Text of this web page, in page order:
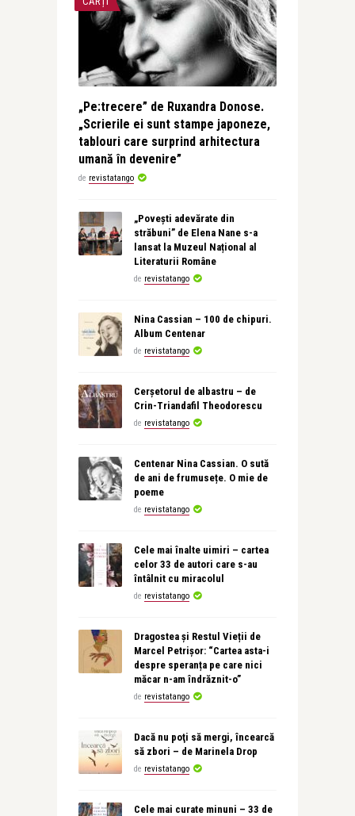
„Pe:trecere” de Ruxandra Donose.
„Scrierile ei sunt stampe japoneze,
tablouri care surprind arhitectura
umană în devenire”
de revistatango
„Povești adevărate din
străbuni” de Elena Nane s-a
lansat la Muzeul Național al
Literaturii Române
de revistatango
Nina Cassian – 100 de chipuri.
Album Centenar
de revistatango
Cerșetorul de albastru – de
Crin-Triandafil Theodorescu
de revistatango
Centenar Nina Cassian. O sută
de ani de frumusețe. O mie de
poeme
de revistatango
Cele mai înalte uimiri – cartea
celor 33 de autori care s-au
întâlnit cu miracolul
de revistatango
Dragostea și Restul Vieții de
Marcel Petrișor: “Cartea asta-i
despre speranța pe care nici
măcar n-am îndrăznit-o”
de revistatango
Dacă nu poţi să mergi, încearcă
să zbori – de Marinela Drop
de revistatango
Cele mai curate minuni – 33 de